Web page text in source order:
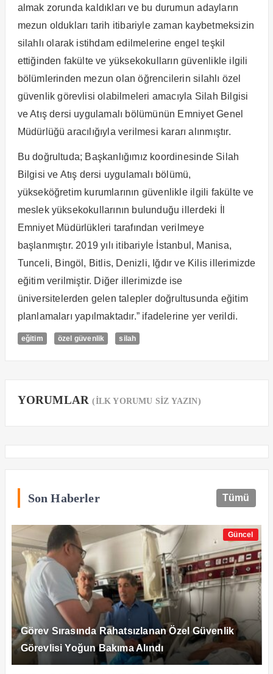
almak zorunda kaldıkları ve bu durumun adayların
mezun oldukları tarih itibariyle zaman kaybetmeksizin
silahlı olarak istihdam edilmelerine engel teşkil
ettiğinden fakülte ve yüksekokulların güvenlikle ilgili
bölümlerinden mezun olan öğrencilerin silahlı özel
güvenlik görevlisi olabilmeleri amacıyla Silah Bilgisi
ve Atış dersi uygulamalı bölümünün Emniyet Genel
Müdürlüğü aracılığıyla verilmesi kararı alınmıştır.
Bu doğrultuda; Başkanlığımız koordinesinde Silah
Bilgisi ve Atış dersi uygulamalı bölümü,
yükseköğretim kurumlarının güvenlikle ilgili fakülte ve
meslek yüksekokullarının bulunduğu illerdeki İl
Emniyet Müdürlükleri tarafından verilmeye
başlanmıştır. 2019 yılı itibariyle İstanbul, Manisa,
Tunceli, Bingöl, Bitlis, Denizli, Iğdır ve Kilis illerimizde
eğitim verilmiştir. Diğer illerimizde ise
üniversitelerden gelen talepler doğrultusunda eğitim
planlamaları yapılmaktadır.” ifadelerine yer verildi.
eğitim özel güvenlik silah
YORUMLAR(İLK YORUMU SİZ YAZIN)
Son Haberler Tümü
Güncel
Görev Sırasında Rahatsızlanan Özel Güvenlik
Görevlisi Yoğun Bakıma Alındı